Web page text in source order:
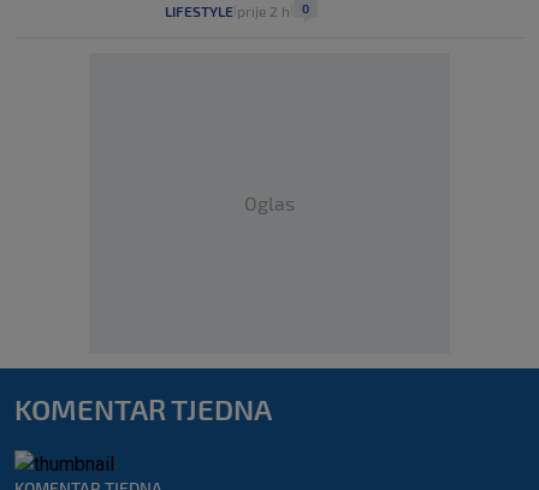
LIFESTYLE prije 2 h 0
Oglas
KOMENTAR TJEDNA